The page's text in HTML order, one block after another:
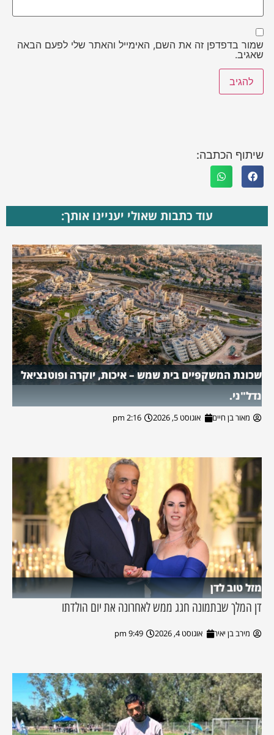
שמור בדפדפן זה את השם, האימייל והאתר שלי לפעם הבאה
שאגיב.
שיתוף הכתבה:
עוד כתבות שאולי יעניינו אותך:
שכונת המשקפיים בית שמש – איכות, יוקרה ופוטנציאל
נדל"ני.
מאור בן חיים אוגוסט 5, 2026 2:16 pm
מזל טוב לדן
דן המלך שבתמונה חגג ממש לאחרונה את יום הולדתו
מירב בן יאיר אוגוסט 4, 2026 9:49 pm